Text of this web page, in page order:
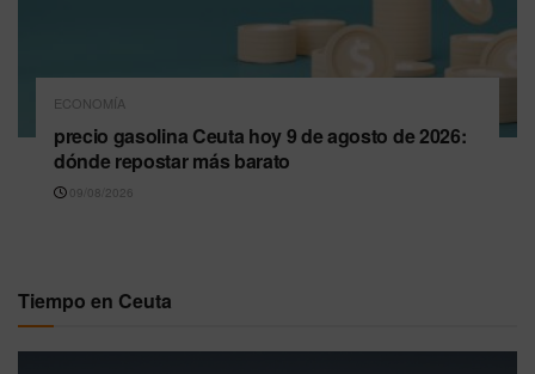
ECONOMÍA
precio gasolina Ceuta hoy 9 de agosto de 2026:
dónde repostar más barato
09/08/2026
Tiempo en Ceuta